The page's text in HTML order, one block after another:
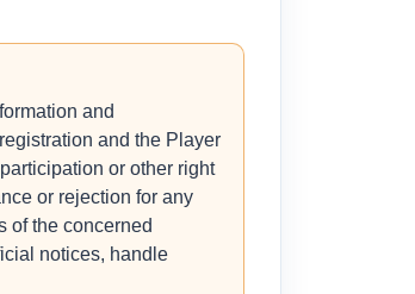
and
and the Player
or other right
or rejection for any
of the concerned
notices, handle